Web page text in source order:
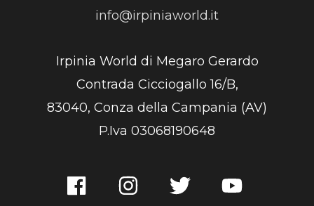
info@irpiniaworld.it
Irpinia World di Megaro Gerardo
Contrada Cicciogallo 16/B,
83040, Conza della Campania (AV)
P.Iva 03068190648